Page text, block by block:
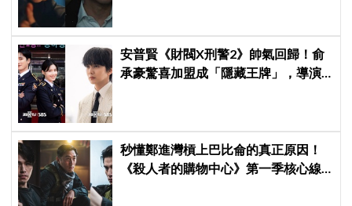
安普賢《財閥X刑警2》帥氣回歸！俞
承豪驚喜加盟成「隱藏王牌」，導演
秒懂鄭進灣槓上巴比侖的真正原因！
《殺人者的購物中心》第一季核心線